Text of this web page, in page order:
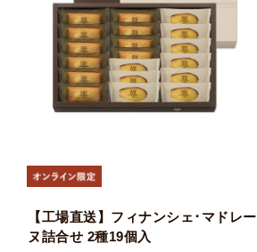
【工場直送】フィナンシェ･マドレー
ヌ詰合せ 2種19個入